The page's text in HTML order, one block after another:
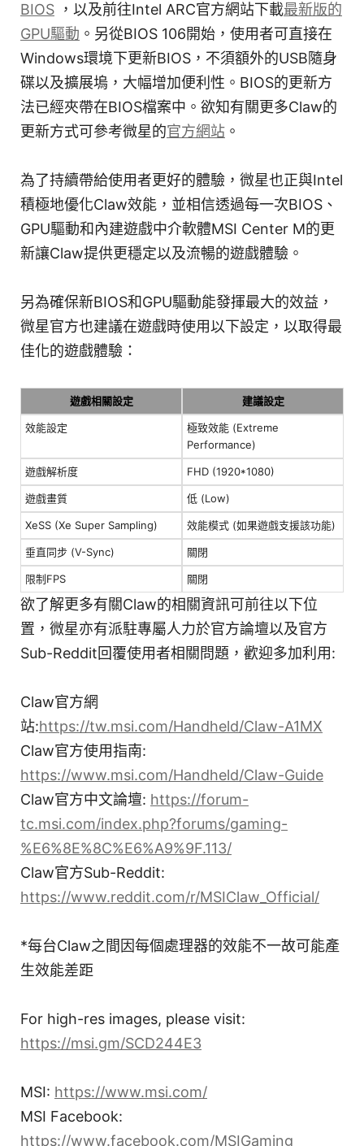
BIOS ，以及前往Intel ARC官方網站下載最新版的
GPU驅動 。另從BIOS 106開始，使用者可直接在
Windows環境下更新BIOS，不須額外的USB隨身
碟以及擴展塢，大幅增加便利性。BIOS的更新方
法已經夾帶在BIOS檔案中。欲知有關更多Claw的
更新方式可參考微星的官方網站 。
為了持續帶給使用者更好的體驗，微星也正與Intel
積極地優化Claw效能，並相信透過每一次BIOS、
GPU驅動和內建遊戲中介軟體MSI Center M的更
新讓Claw提供更穩定以及流暢的遊戲體驗。
另為確保新BIOS和GPU驅動能發揮最大的效益，
微星官方也建議在遊戲時使用以下設定，以取得最
佳化的遊戲體驗：
遊戲相關設定 建議設定
效能設定
極致效能 (Extreme
Performance)
遊戲解析度 FHD (1920*1080)
遊戲畫質 低 (Low)
XeSS (Xe Super Sampling) 效能模式 (如果遊戲支援該功能)
垂直同步 (V-Sync) 關閉
限制FPS 關閉
欲了解更多有關Claw的相關資訊可前往以下位
置，微星亦有派駐專屬人力於官方論壇以及官方
Sub-Reddit回覆使用者相關問題，歡迎多加利用:
Claw官方網
站:https://tw.msi.com/Handheld/Claw-A1MX
Claw官方使用指南:
https://www.msi.com/Handheld/Claw-Guide
Claw官方中文論壇: https://forum-
tc.msi.com/index.php?forums/gaming-
%E6%8E%8C%E6%A9%9F.113/
Claw官方Sub-Reddit:
https://www.reddit.com/r/MSIClaw_Official/
*每台Claw之間因每個處理器的效能不一故可能產
生效能差距
For high-res images, please visit:
https://msi.gm/SCD244E3
MSI: https://www.msi.com/
MSI Facebook:
https://www.facebook.com/MSIGaming